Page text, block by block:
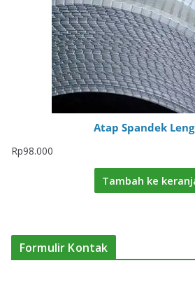
Atap Spandek
Rp98.000
Tambah ke
Formulir Kontak